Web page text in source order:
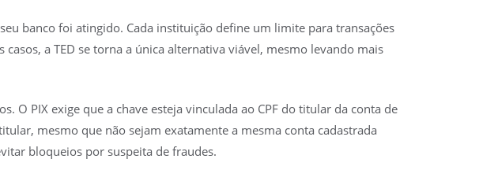
banco foi atingido. Cada instituição define um limite para transações
a TED se torna a única alternativa viável, mesmo levando mais
O PIX exige que a chave esteja vinculada ao CPF do titular da conta de
mesmo que não sejam exatamente a mesma conta cadastrada
bloqueios por suspeita de fraudes.